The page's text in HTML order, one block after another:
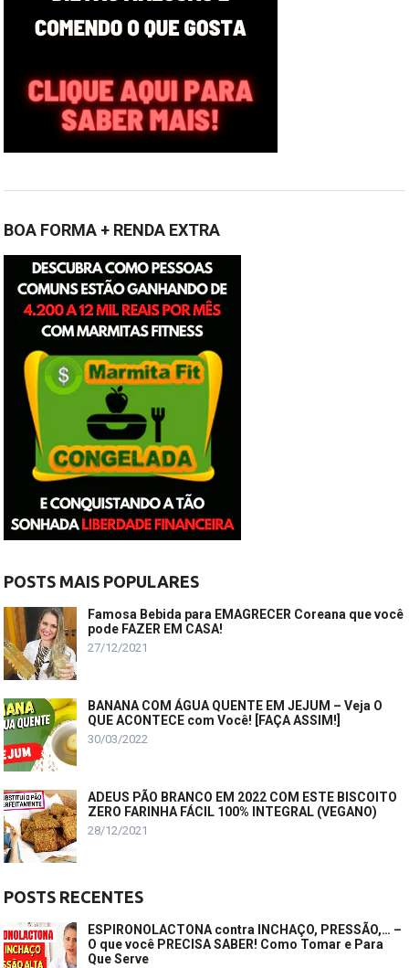
BOA FORMA + RENDA EXTRA
POSTS MAIS POPULARES
Famosa Bebida para EMAGRECER Coreana que você
pode FAZER EM CASA!
27/12/2021
BANANA COM ÁGUA QUENTE EM JEJUM – Veja O
QUE ACONTECE com Você! [FAÇA ASSIM!]
30/03/2022
ADEUS PÃO BRANCO EM 2022 COM ESTE BISCOITO
ZERO FARINHA FÁCIL 100% INTEGRAL (VEGANO)
28/12/2021
POSTS RECENTES
ESPIRONOLACTONA contra INCHAÇO, PRESSÃO,… –
O que você PRECISA SABER! Como Tomar e Para
Que Serve